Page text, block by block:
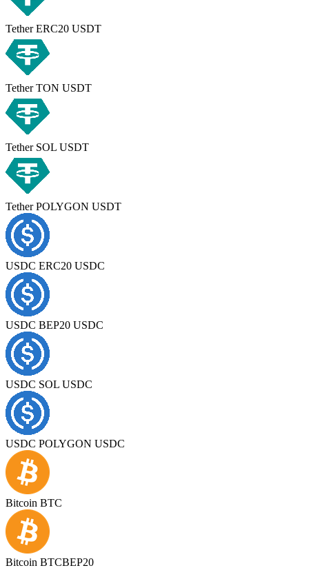
Tether ERC20 USDT
Tether TON USDT
Tether SOL USDT
Tether POLYGON USDT
USDC ERC20 USDC
USDC BEP20 USDC
USDC SOL USDC
USDC POLYGON USDC
Bitcoin BTC
Bitcoin BTCBEP20